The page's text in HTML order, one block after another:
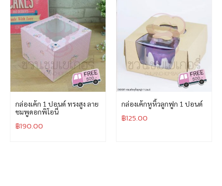
กล่องเค้ก 1 ปอนด์ ทรงสูง ลาย
ชมพูดอกพิโอนี่
฿190.00
กล่องเค้กหูหิ้วลูกฟูก 1 ปอนด์
฿125.00